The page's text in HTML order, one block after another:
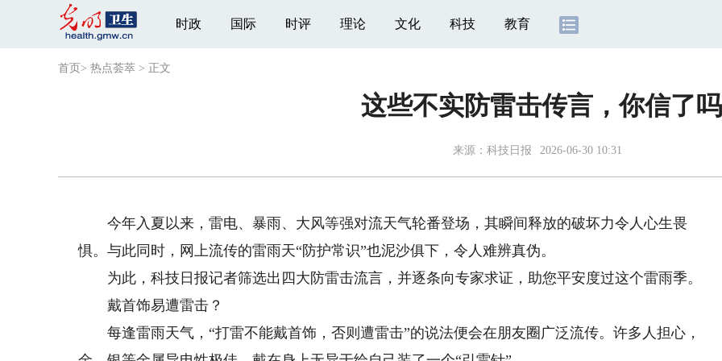
时政 国际 时评 理论 文化 科技 教育
首页 > 热点荟萃 > 正文
这些不实防雷击传言，你信了吗
来源： 科技日报 2026-06-30 10:31
今年入夏以来，雷电、暴雨、大风等强对流天气轮番登场，其瞬间释放的破坏力令人心生畏
惧。与此同时，网上流传的雷雨天“防护常识”也泥沙俱下，令人难辨真伪。
为此，科技日报记者筛选出四大防雷击流言，并逐条向专家求证，助您平安度过这个雷雨季。
戴首饰易遭雷击？
每逢雷雨天气，“打雷不能戴首饰，否则遭雷击”的说法便会在朋友圈广泛流传。许多人担心，